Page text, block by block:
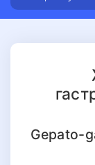
Gepato-